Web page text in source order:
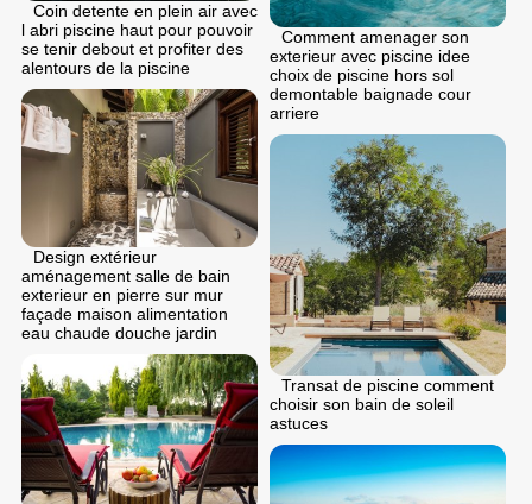
Comment amenager son
exterieur avec piscine idee
choix de piscine hors sol
demontable baignade cour
arriere
Coin detente en plein air avec
l abri piscine haut pour pouvoir
se tenir debout et profiter des
alentours de la piscine
Design extérieur
aménagement salle de bain
exterieur en pierre sur mur
façade maison alimentation
eau chaude douche jardin
Transat de piscine comment
choisir son bain de soleil
astuces